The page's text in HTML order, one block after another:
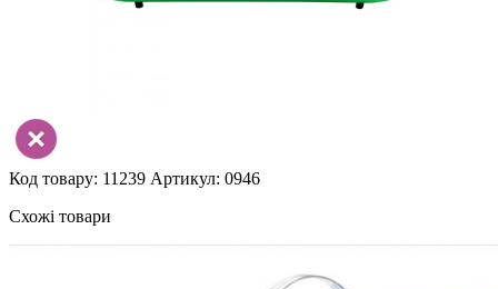
Код товару: 11239 Артикул: 0946
Схожі товари